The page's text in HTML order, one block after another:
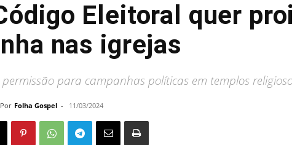
Eleitoral quer
nas igrejas
para campanhas políticas em templos
Por Folha Gospel - 11/03/2024